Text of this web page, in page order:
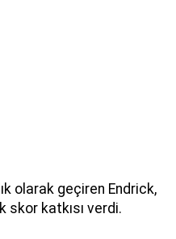
olarak geçiren Endrick,
katkısı verdi.